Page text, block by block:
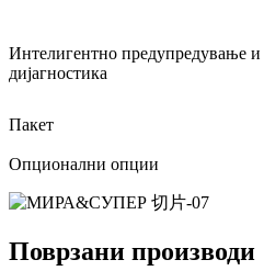
Интелигентно предупредување и
дијагностика
Пакет
Опционални опции
Поврзани производи